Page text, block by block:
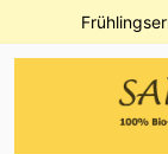
Direkt zum Inhalt